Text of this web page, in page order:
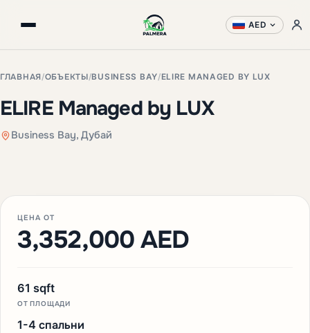
AED
ГЛАВНАЯ /ОБЪЕКТЫ/BUSINESS BAY/ELIRE MANAGED BY LUX
ELIRE Managed by LUX
Business Bay, Дубай
ЦЕНА ОТ
3,352,000 AED
61 sqft
ОТ ПЛОЩАДИ
1-4 спальни